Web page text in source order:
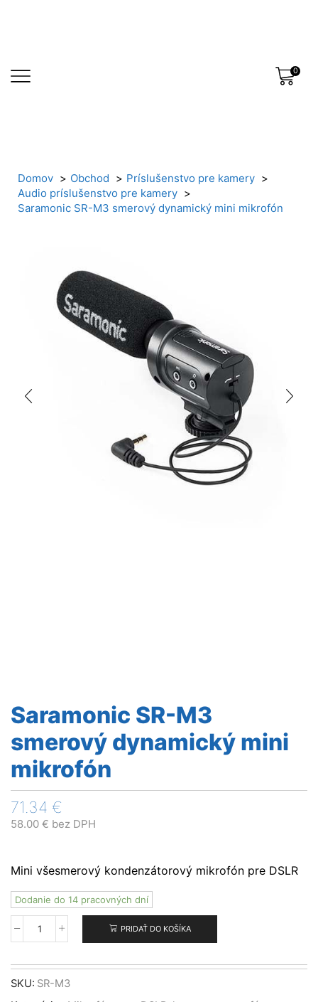
0
Domov Obchod
Príslušenstvo pre kamery
Audio príslušenstvo pre kamery
Saramonic SR-M3 smerový dynamický mini mikrofón
Saramonic SR-M3
smerový dynamický mini
mikrofón
71.34 €
58.00 € bez DPH
Mini všesmerový kondenzátorový mikrofón pre DSLR
Dodanie do 14 pracovných dní
množstvo
SR-
M3
PRIDAŤ DO KOŠÍKA
SKU: SR-M3